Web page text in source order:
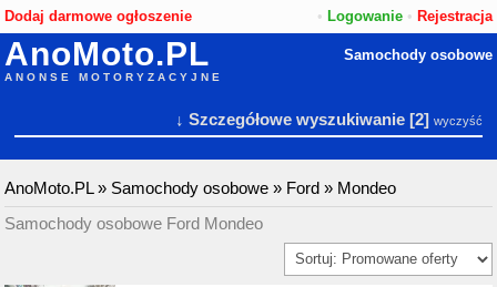
Dodaj darmowe ogłoszenie • Logowanie• Rejestracja
AnoMoto.PL
ANONSE MOTORYZACYJNE
Samochody osobowe
↓ Szczegółowe wyszukiwanie[2] wyczyść
AnoMoto.PL» Samochody osobowe » Ford » Mondeo
Samochody osobowe Ford Mondeo